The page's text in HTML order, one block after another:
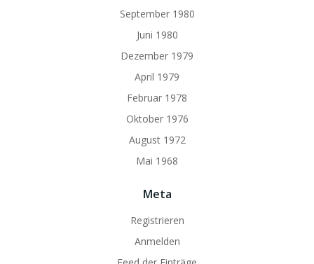
September 1980
Juni 1980
Dezember 1979
April 1979
Februar 1978
Oktober 1976
August 1972
Mai 1968
Meta
Registrieren
Anmelden